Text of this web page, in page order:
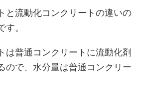
と流動化コンクリートの違いの
。
は普通コンクリートに流動化剤
ので、水分量は普通コンクリー